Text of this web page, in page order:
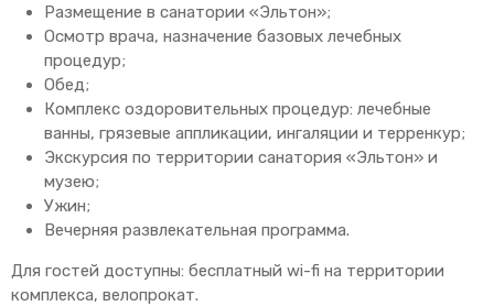
Размещение в санатории «Эльтон»;
Осмотр врача, назначение базовых лечебных
процедур;
Обед;
Комплекс оздоровительных процедур: лечебные
ванны, грязевые аппликации, ингаляции и терренкур;
Экскурсия по территории санатория «Эльтон» и
музею;
Ужин;
Вечерняя развлекательная программа.
Для гостей доступны: бесплатный wi-fi на территории
комплекса, велопрокат.